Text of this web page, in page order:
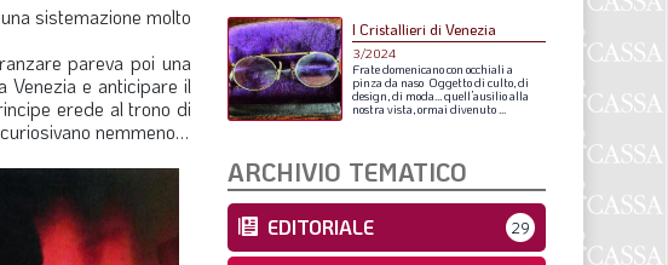
sistemazione molto
pareva poi una
Venezia e anticipare il
erede al trono di
nemmeno…
I Cristallieri di Venezia
3/2024
Fratedomenicanocon occhiali a
pinza da naso Oggettodi culto, di
design, di moda… quell’ausilioalla
nostra vista, ormai divenuto
ARCHIVIO TEMATICO
EDITORIALE 29